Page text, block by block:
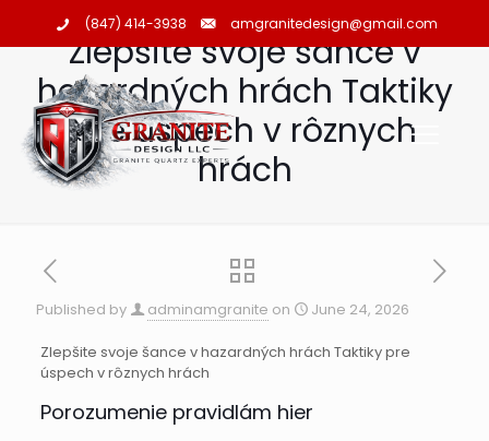
(847) 414-3938 amgranitedesign@gmail.com
Zlepšite svoje šance v
hazardných hrách Taktiky
pre úspech v rôznych
hrách
Published by adminamgranite on June 24, 2026
Zlepšite svoje šance v hazardných hrách Taktiky pre
úspech v rôznych hrách
Porozumenie pravidlám hier